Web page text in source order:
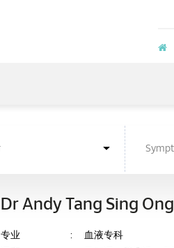
Dr Andy Tang Sing Ong
专业 :
血液专科